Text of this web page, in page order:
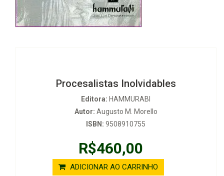
Procesalistas Inolvidables
Editora: HAMMURABI
Autor: Augusto M. Morello
ISBN: 9508910755
R$460,00
ADICIONAR AO CARRINHO